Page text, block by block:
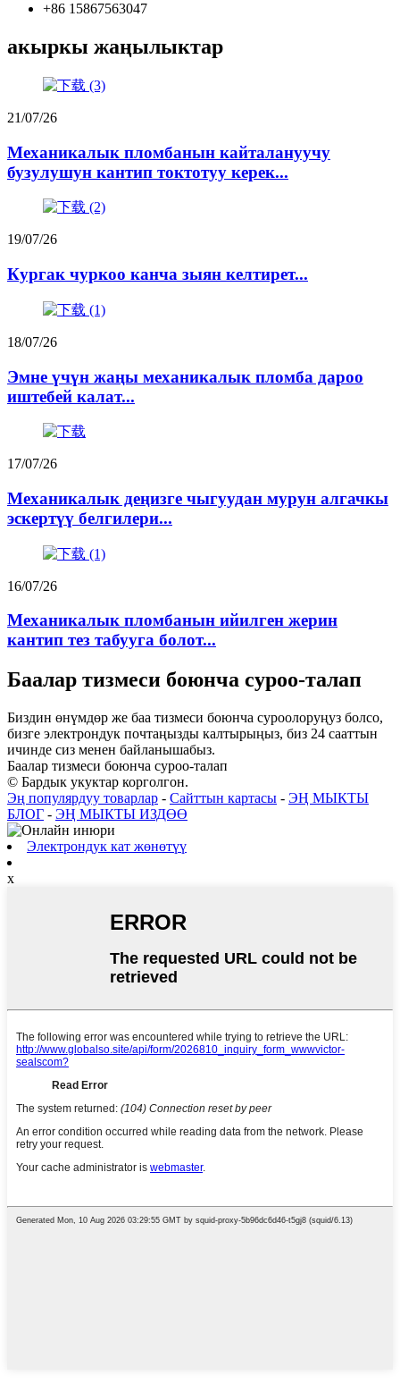
+86 15867563047
акыркы жаңылыктар
21/07/26
Механикалык пломбанын кайталануучу
бузулушун кантип токтотуу керек...
19/07/26
Кургак чуркоо канча зыян келтирет...
18/07/26
Эмне үчүн жаңы механикалык пломба дароо
иштебей калат...
17/07/26
Механикалык деңизге чыгуудан мурун алгачкы
эскертүү белгилери...
16/07/26
Механикалык пломбанын ийилген жерин
кантип тез табууга болот...
Баалар тизмеси боюнча суроо-талап
Биздин өнүмдөр же баа тизмеси боюнча суроолоруңуз болсо,
бизге электрондук почтаңызды калтырыңыз, биз 24 сааттын
ичинде сиз менен байланышабыз.
Баалар тизмеси боюнча суроо-талап
© Бардык укуктар корголгон.
Эң популярдуу товарлар - Сайттын картасы - ЭҢ МЫКТЫ
БЛОГ - ЭҢ МЫКТЫ ИЗДӨӨ
Электрондук кат жөнөтүү
x